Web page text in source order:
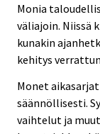
Monia
väliajoin. Niissä
kunakin
kehitys
Monet
säännöllisesti.
vaihtelut ja